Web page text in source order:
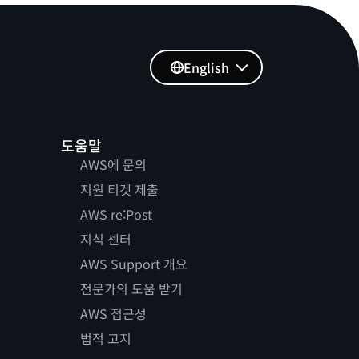
도움말
AWS에 문의
지원 티켓 제출
AWS re:Post
지식 센터
AWS Support 개요
전문가의 도움 받기
AWS 접근성
법적 고지
English